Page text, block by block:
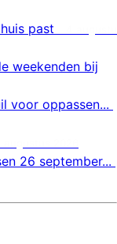
past
weekenden bij
voor oppassen...
26 september...